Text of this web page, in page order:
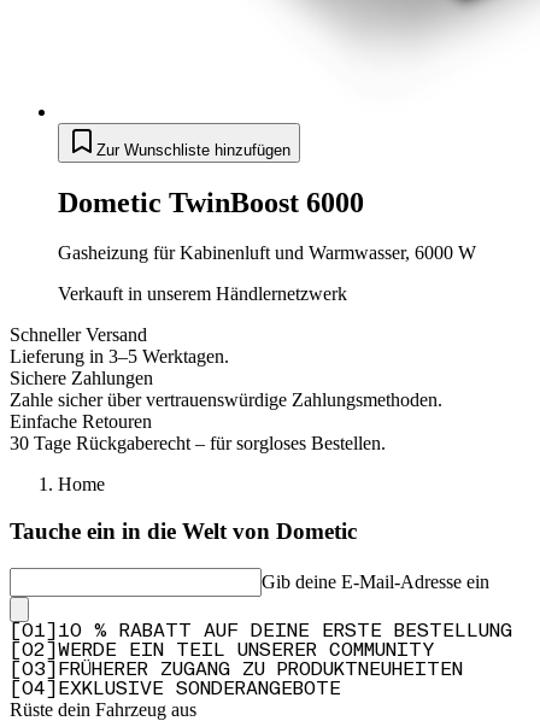
Zur Wunschliste hinzufügen
Dometic TwinBoost 6000
Gasheizung für Kabinenluft und Warmwasser, 6000 W
Verkauft in unserem Händlernetzwerk
Schneller Versand
Lieferung in 3–5 Werktagen.
Sichere Zahlungen
Zahle sicher über vertrauenswürdige Zahlungsmethoden.
Einfache Retouren
30 Tage Rückgaberecht – für sorgloses Bestellen.
Home
Tauche ein in die Welt von Dometic
Gib deine E-Mail-Adresse ein
01
10 % RABATT AUF DEINE ERSTE BESTELLUNG
02
WERDE EIN TEIL UNSERER COMMUNITY
03
FRÜHERER ZUGANG ZU PRODUKTNEUHEITEN
04 EXKLUSIVE SONDERANGEBOTE
Rüste dein Fahrzeug aus